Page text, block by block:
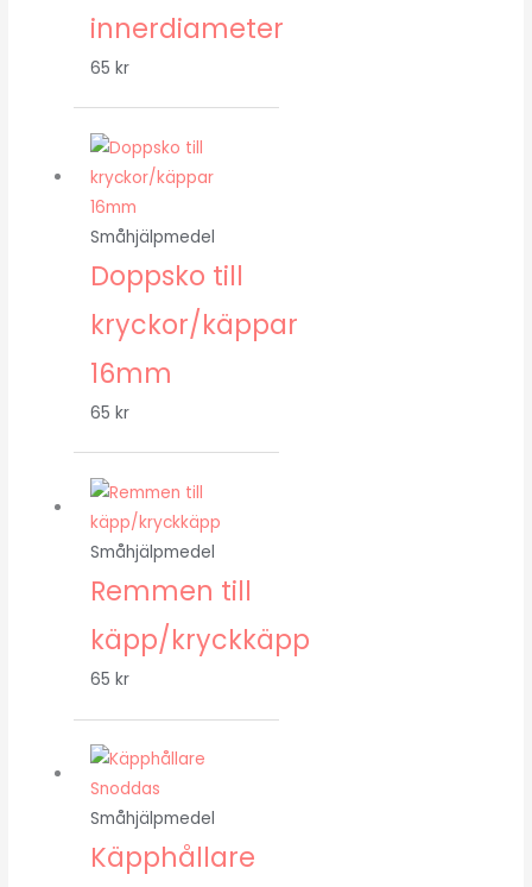
innerdiameter
65 kr
Småhjälpmedel
Doppsko till
kryckor/käppar
16mm
65 kr
Småhjälpmedel
Remmen till
käpp/kryckkäpp
65 kr
Småhjälpmedel
Käpphållare